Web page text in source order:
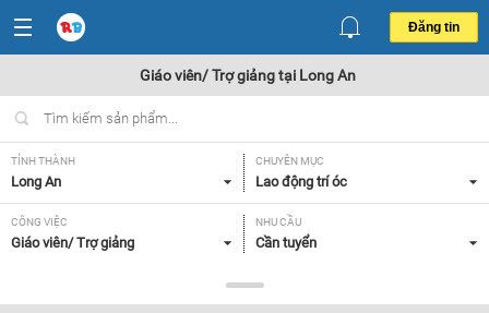
Đăng tin
Giáo viên/ Trợ giảng tại Long An
TỈNH THÀNH
Long An
CHUYÊN MỤC
Lao động trí óc
CÔNG VIỆC
Giáo viên/ Trợ giảng
NHU CẦU
Cần tuyển
Tất cả